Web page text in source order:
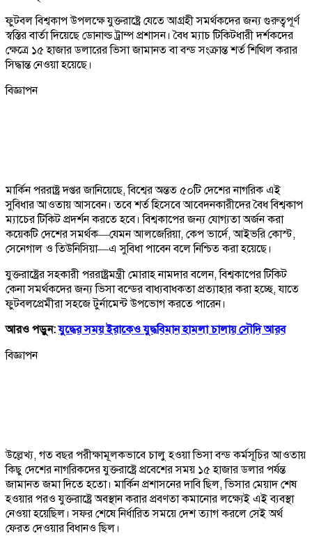
ফুটবল বিশ্বকাপ উপলক্ষে যুক্তরাষ্ট্রে যেতে আগ্রহী সমর্থকদের জন্য গুরুত্বপূর্ণ
স্বস্তির বার্তা দিয়েছে ডোনাল্ড ট্রাম্প প্রশাসন। বৈধ ম্যাচ টিকিটধারী দর্শকদের
ক্ষেত্রে ১৫ হাজার ডলারের ভিসা জামানত বা বন্ড সংক্রান্ত শর্ত শিথিল করার
সিদ্ধান্ত নেওয়া হয়েছে।
বিজ্ঞাপন
মার্কিন পররাষ্ট্র দপ্তর জানিয়েছে, বিশ্বের অন্তত ৫০টি দেশের নাগরিক এই
সুবিধার আওতায় আসবেন। তবে শর্ত হিসেবে আবেদনকারীদের বৈধ বিশ্বকাপ
ম্যাচের টিকিট প্রদর্শন করতে হবে। বিশ্বকাপের জন্য যোগ্যতা অর্জন করা
কয়েকটি দেশের সমর্থক—যেমন আলজেরিয়া, কেপ ভার্দে, আইভরি কোস্ট,
সেনেগাল ও তিউনিসিয়া—এ সুবিধা পাবেন বলে নিশ্চিত করা হয়েছে।
যুক্তরাষ্ট্রের সহকারী পররাষ্ট্রমন্ত্রী মোরাহ নামদার বলেন, বিশ্বকাপের টিকিট
কেনা সমর্থকদের জন্য ভিসা বন্ডের বাধ্যবাধকতা প্রত্যাহার করা হচ্ছে, যাতে
ফুটবলপ্রেমীরা সহজে টুর্নামেন্ট উপভোগ করতে পারেন।
আরও পড়ুন:যুদ্ধের সময় ইরাকেও যুদ্ধবিমান হামলা চালায় সৌদি আরব
বিজ্ঞাপন
উল্লেখ্য, গত বছর পরীক্ষামূলকভাবে চালু হওয়া ভিসা বন্ড কর্মসূচির আওতায়
কিছু দেশের নাগরিকদের যুক্তরাষ্ট্রে প্রবেশের সময় ১৫ হাজার ডলার পর্যন্ত
জামানত জমা দিতে হতো। মার্কিন প্রশাসনের দাবি ছিল, ভিসার মেয়াদ শেষ
হওয়ার পরও যুক্তরাষ্ট্রে অবস্থান করার প্রবণতা কমানোর লক্ষ্যেই এই ব্যবস্থা
নেওয়া হয়েছিল। সফর শেষে নির্ধারিত সময়ে দেশ ত্যাগ করলে সেই অর্থ
ফেরত দেওয়ার বিধানও ছিল।